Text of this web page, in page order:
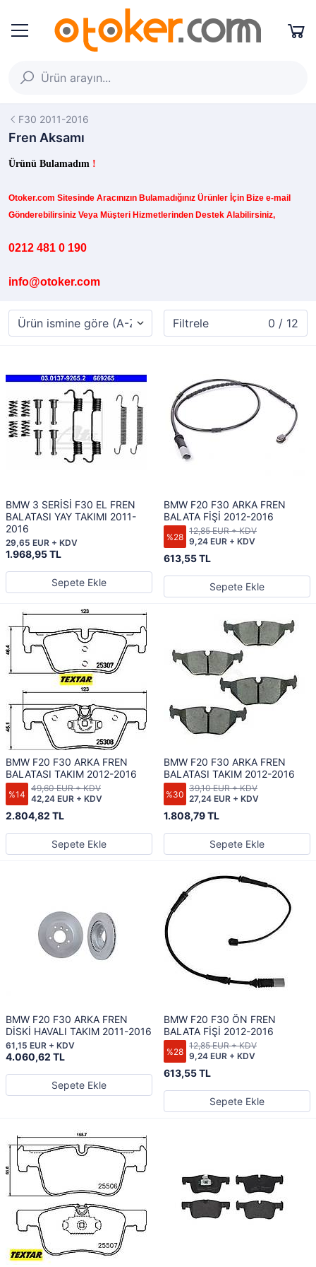
F30 2011-2016
Fren Aksamı
Ürünü Bulamadım !
Otoker.com Sitesinde Aracınızın Bulamadığınız Ürünler İçin Bize e-mail
Gönderebilirsiniz Veya Müşteri Hizmetlerinden Destek Alabilirsiniz,
0212 481 0 190
info@otoker.com
Filtrele 0 / 12
BMW 3 SERİSİ F30 EL FREN
BALATASI YAY TAKIMI 2011-
2016
1.968,95 TL
29,65 EUR + KDV
Sepete Ekle
BMW F20 F30 ARKA FREN
BALATA FİŞİ 2012-2016
%28
613,55 TL
9,24 EUR + KDV
12,85 EUR + KDV
Sepete Ekle
BMW F20 F30 ARKA FREN
BALATASI TAKIM 2012-2016
%14
2.804,82 TL
42,24 EUR + KDV
49,60 EUR + KDV
Sepete Ekle
BMW F20 F30 ARKA FREN
BALATASI TAKIM 2012-2016
%30
1.808,79 TL
27,24 EUR + KDV
39,10 EUR + KDV
Sepete Ekle
BMW F20 F30 ARKA FREN
DİSKİ HAVALI TAKIM 2011-2016
4.060,62 TL
61,15 EUR + KDV
Sepete Ekle
BMW F20 F30 ÖN FREN
BALATA FİŞİ 2012-2016
%28
613,55 TL
9,24 EUR + KDV
12,85 EUR + KDV
Sepete Ekle